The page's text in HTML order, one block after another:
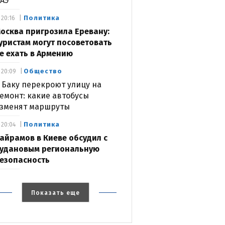
Политика
пригрозила Еревану:
могут посоветовать
ехать в Армению
20:16
Общество
Баку перекроют улицу на
какие автобусы
маршруты
20:09
Политика
в Киеве обсудил с
региональную
20:04
Показать еще